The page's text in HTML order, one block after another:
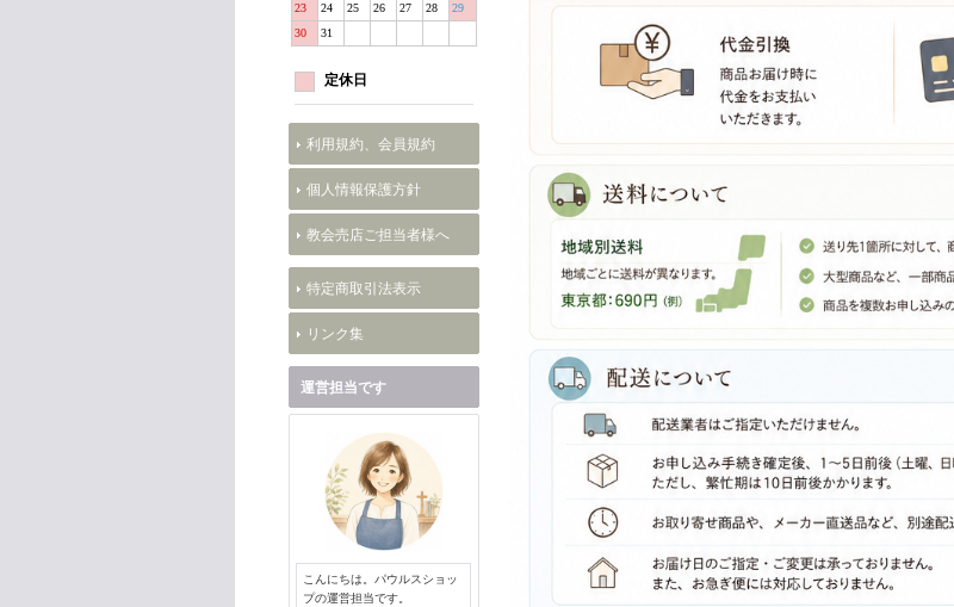
23
24 25 26 27 28
29
30
31
定休日
利用規約、会員規約
個人情報保護方針
教会売店ご担当者様へ
特定商取引法表示
リンク集
運営担当です
こんにちは。パウルスショッ
プの運営担当です。